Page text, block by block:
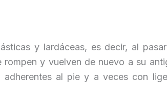
y lardáceas, es decir, al
rompen y vuelven de nuevo a su
adherentes al pie y a veces con